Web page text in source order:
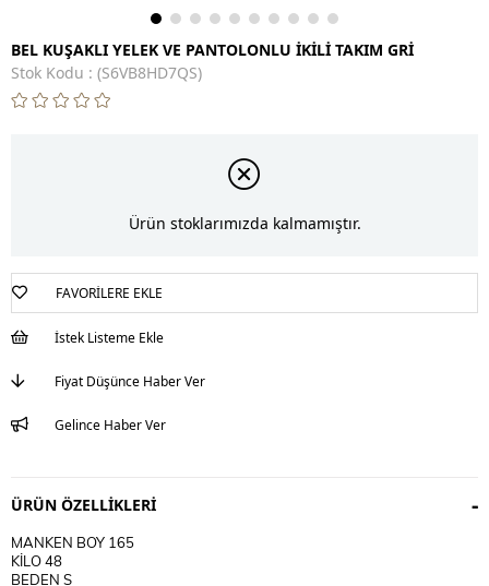
BEL KUŞAKLI YELEK VE PANTOLONLU İKİLİ TAKIM GRİ
Stok Kodu
(S6VB8HD7QS)
Ürün stoklarımızda kalmamıştır.
FAVORILERE EKLE
İstek Listeme Ekle
Fiyat Düşünce Haber Ver
Gelince Haber Ver
ÜRÜN ÖZELLIKLERI
MANKEN BOY 165
KİLO 48
BEDEN S